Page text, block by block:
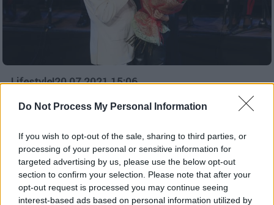
Do Not Process My Personal Information
If you wish to opt-out of the sale, sharing to third parties, or
processing of your personal or sensitive information for
targeted advertising by us, please use the below opt-out
section to confirm your selection. Please note that after your
opt-out request is processed you may continue seeing
interest-based ads based on personal information utilized by
Lifestyle|20.07.2021 15:06
Τόλης Βοσκόπουλος: Το δώρο στην κόρη
του Μαρία μετά τον θάνατό του
Ο Αργύρης Παπαργυρόπουλο περιγράφει
άγνωστες στιγμές από τη ζωή του Τόλη
Βοσκόπουλου